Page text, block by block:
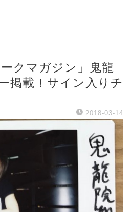
クマガジン」鬼龍
掲載！サイン入りチ
2018-03-14